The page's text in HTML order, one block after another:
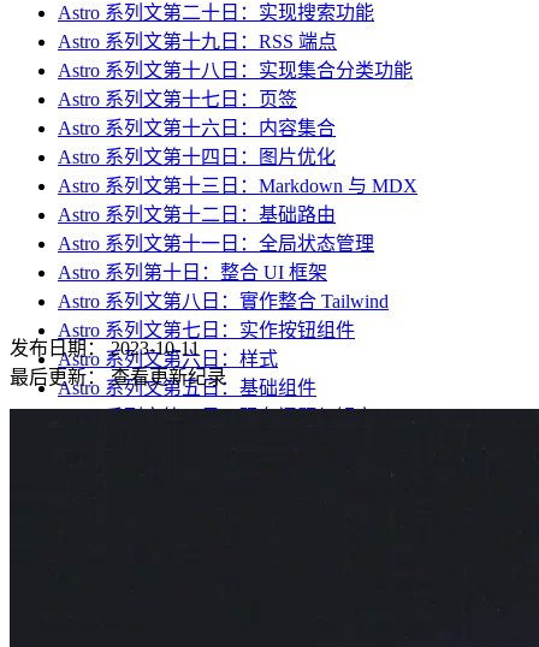
Astro 系列文第二十日：实现搜索功能
Astro 系列文第十九日：RSS 端点
Astro 系列文第十八日：实现集合分类功能
Astro 系列文第十七日：页签
Astro 系列文第十六日：内容集合
Astro 系列文第十四日：图片优化
Astro 系列文第十三日：Markdown 与 MDX
Astro 系列文第十二日：基础路由
Astro 系列文第十一日：全局状态管理
Astro 系列第十日：整合 UI 框架
Astro 系列文第八日：實作整合 Tailwind
Astro 系列文第七日：实作按钮组件
Astro 系列文第六日：样式
Astro 系列文第五日：基础组件
发布日期：2023-10-11
最后更新：
查看更新纪录